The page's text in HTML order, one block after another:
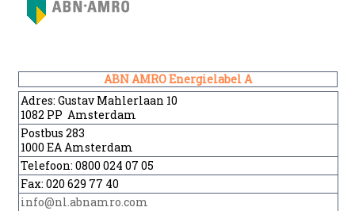
ABN AMRO Energielabel A
Adres: Gustav Mahlerlaan 10
1082 PP Amsterdam
Postbus 283
1000 EA Amsterdam
Telefoon: 0800 024 07 05
Fax: 020 629 77 40
info@nl.abnamro.com